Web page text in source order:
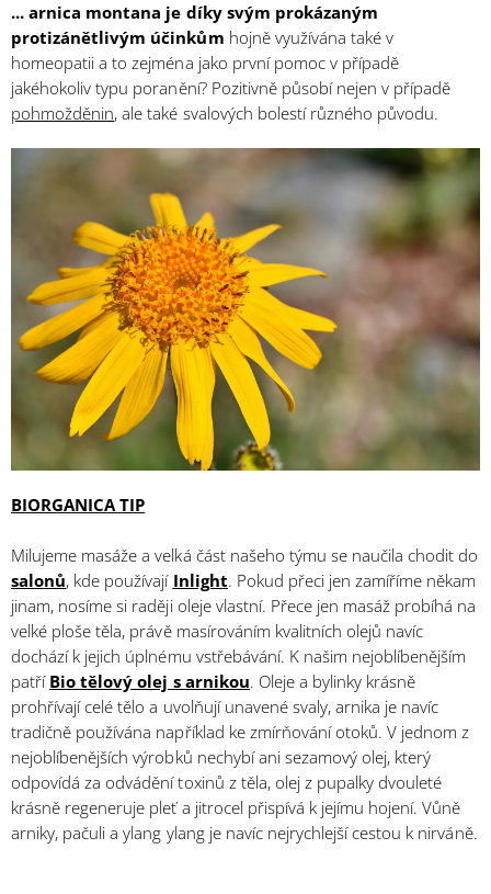
... arnica montana je díky svým prokázaným
protizánětlivým účinkům hojně využívána také v
homeopatii a to zejména jako první pomoc v případě
jakéhokoliv typu poranění? Pozitivně působí nejen v případě
pohmožděnin, ale také svalových bolestí různého původu.
BIORGANICA TIP
Milujeme masáže a velká část našeho týmu se naučila chodit do
salonů, kde používají Inlight. Pokud přeci jen zamíříme někam
jinam, nosíme si raději oleje vlastní. Přece jen masáž probíhá na
velké ploše těla, právě masírováním kvalitních olejů navíc
dochází k jejich úplnému vstřebávání. K našim nejoblíbenějším
patří Bio tělový olej s arnikou. Oleje a bylinky krásně
prohřívají celé tělo a uvolňují unavené svaly, arnika je navíc
tradičně používána například ke zmírňování otoků. V jednom z
nejoblíbenějších výrobků nechybí ani sezamový olej, který
odpovídá za odvádění toxinů z těla, olej z pupalky dvouleté
krásně regeneruje pleť a jitrocel přispívá k jejímu hojení. Vůně
arniky, pačuli a ylang ylang je navíc nejrychlejší cestou k nirváně.